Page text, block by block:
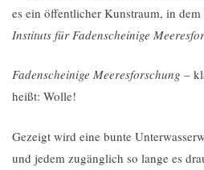
es ein öffentlicher Kunstraum, in
Instituts für Fadenscheinige
Fadenscheinige Meeresforschung –
heißt: Wolle!
Gezeigt wird eine bunte
und jedem zugänglich so lange es